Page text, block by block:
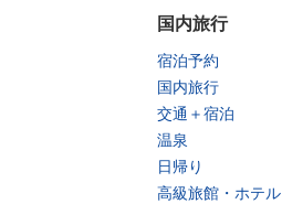
国内旅行
宿泊予約
国内旅行
交通＋宿泊
温泉
日帰り
高級旅館・ホテル